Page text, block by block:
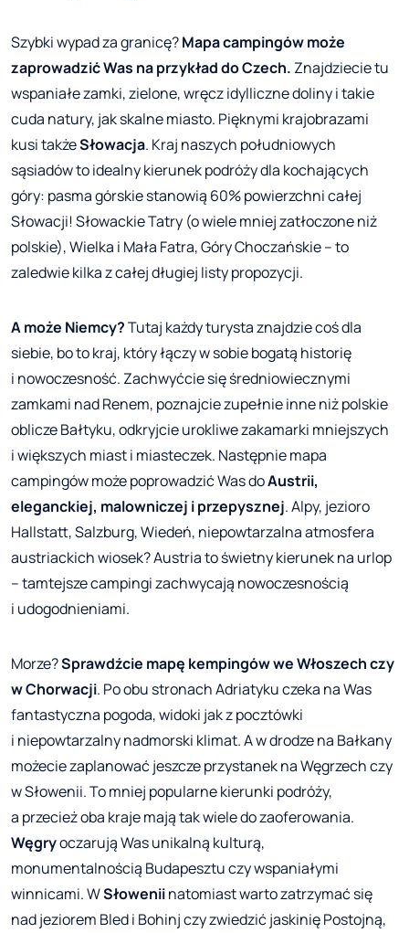
Szybki wypad za granicę?Mapa campingów może
zaprowadzić Was na przykład do Czech. Znajdziecie tu
wspaniałe zamki, zielone, wręcz idylliczne doliny i takie
cuda natury, jak skalne miasto. Pięknymi krajobrazami
kusi takżeSłowacja. Kraj naszych południowych
sąsiadów to idealny kierunek podróży dla kochających
góry: pasma górskie stanowią 60% powierzchni całej
Słowacji! Słowackie Tatry (o wiele mniej zatłoczone niż
polskie), Wielka i Mała Fatra, Góry Choczańskie – to
zaledwie kilka z całej długiej listy propozycji.
A może Niemcy?Tutaj każdy turysta znajdzie coś dla
siebie, bo to kraj, który łączy w sobie bogatą historię
i nowoczesność. Zachwyćcie się średniowiecznymi
zamkami nad Renem, poznajcie zupełnie inne niż polskie
oblicze Bałtyku, odkryjcie urokliwe zakamarki mniejszych
i większych miast i miasteczek. Następnie mapa
campingów może poprowadzić Was doAustrii,
eleganckiej, malowniczej i przepysznej. Alpy, jezioro
Hallstatt, Salzburg, Wiedeń, niepowtarzalna atmosfera
austriackich wiosek? Austria to świetny kierunek na urlop
– tamtejsze campingi zachwycają nowoczesnością
i udogodnieniami.
Morze?Sprawdźcie mapę kempingów we Włoszech czy
w Chorwacji. Po obu stronach Adriatyku czeka na Was
fantastyczna pogoda, widoki jak z pocztówki
i niepowtarzalny nadmorski klimat. A w drodze na Bałkany
możecie zaplanować jeszcze przystanek na Węgrzech czy
w Słowenii. To mniej popularne kierunki podróży,
a przecież oba kraje mają tak wiele do zaoferowania.
Węgryoczarują Was unikalną kulturą,
monumentalnością Budapesztu czy wspaniałymi
winnicami. WSłoweniinatomiast warto zatrzymać się
nad jeziorem Bled i Bohinj czy zwiedzić jaskinię Postojną,